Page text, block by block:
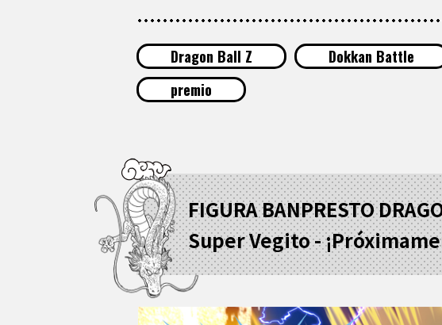
Dragon Ball Z Dokkan Battle
premio
FIGURA BANPRESTO
Super Vegito -